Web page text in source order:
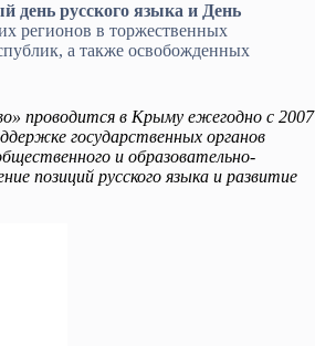
день русского языка и День
регионов в торжественных
а также освобожденных
проводится в Крыму ежегодно с 2007
государственных органов
и образовательно-
позиций русского языка и развитие